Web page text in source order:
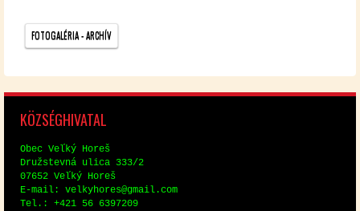
FO­TO­GA­LÉ­RIA - AR­CHÍV
KÖZ­SÉG­HI­VA­TAL
Obec Veľký Horeš
Družstev­ná uli­ca 333/2
07652 Veľký Horeš
E-mail: vel­ky­hores@​gmail.​com
Tel.: +421 56 6397209